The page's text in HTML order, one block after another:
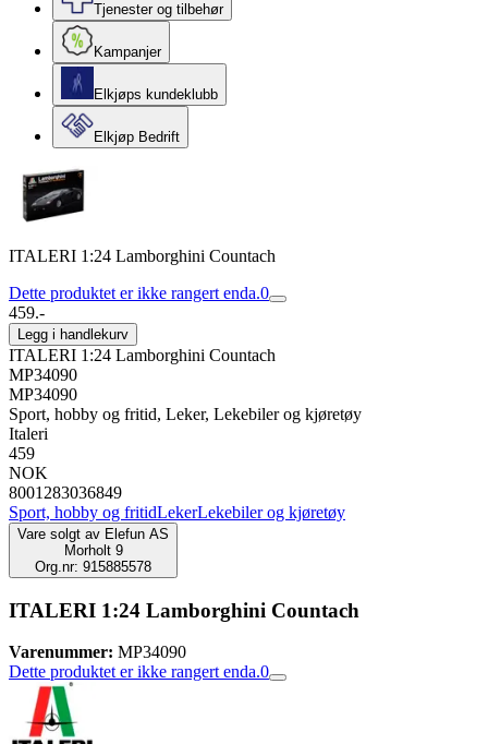
Tjenester og tilbehør
Kampanjer
Elkjøps kundeklubb
Elkjøp Bedrift
ITALERI 1:24 Lamborghini Countach
Dette produktet er ikke rangert enda.0
459.-
Legg i handlekurv
ITALERI 1:24 Lamborghini Countach
MP34090
MP34090
Sport, hobby og fritid, Leker, Lekebiler og kjøretøy
Italeri
459
NOK
8001283036849
Sport, hobby og fritidLekerLekebiler og kjøretøy
Vare solgt av Elefun AS
Morholt 9
Org.nr: 915885578
ITALERI 1:24 Lamborghini Countach
Varenummer: MP34090
Dette produktet er ikke rangert enda.0